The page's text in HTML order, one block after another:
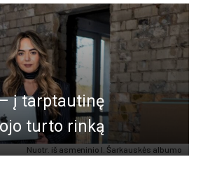
Nuotr. iš asmeninio I. Šarkauskės albumo
į tarptautinę
turto rinką